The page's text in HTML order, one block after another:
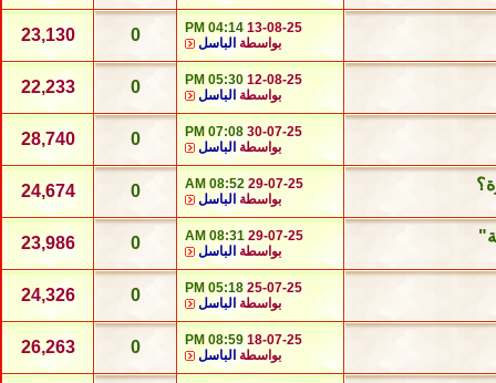
13-08-25
04:14 PM
بواسطة الباسل 0
23,130
12-08-25
05:30 PM
بواسطة الباسل 0
22,233
30-07-25
07:08 PM
بواسطة الباسل 0
28,740
29-07-25
08:52 AM
بواسطة الباسل 0
24,674
29-07-25
08:31 AM
بواسطة الباسل 0
23,986
25-07-25
05:18 PM
بواسطة الباسل 0
24,326
18-07-25
08:59 PM
بواسطة الباسل 0
26,263